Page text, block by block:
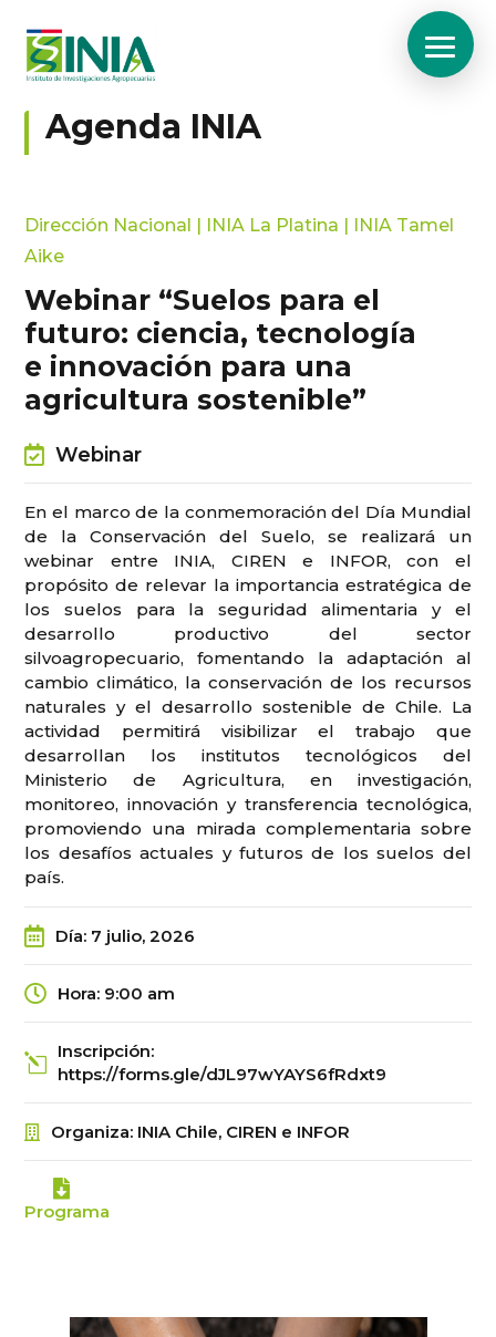
Agenda INIA
Dirección Nacional | INIA La Platina | INIA Tamel
Aike
Webinar “Suelos para el
futuro: ciencia, tecnología
e innovación para una
agricultura sostenible”
Webinar
En el marco de la conmemoración del Día Mundial
de la Conservación del Suelo, se realizará un
webinar entre INIA, CIREN e INFOR, con el
propósito de relevar la importancia estratégica de
los suelos para la seguridad alimentaria y el
desarrollo productivo del sector
silvoagropecuario, fomentando la adaptación al
cambio climático, la conservación de los recursos
naturales y el desarrollo sostenible de Chile. La
actividad permitirá visibilizar el trabajo que
desarrollan los institutos tecnológicos del
Ministerio de Agricultura, en investigación,
monitoreo, innovación y transferencia tecnológica,
promoviendo una mirada complementaria sobre
los desafíos actuales y futuros de los suelos del
país.
Día: 7 julio, 2026
Hora: 9:00 am
Inscripción:
https://forms.gle/dJL97wYAYS6fRdxt9
Organiza: INIA Chile, CIREN e INFOR
Programa